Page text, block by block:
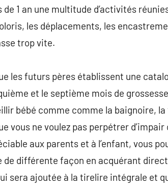
1 an une multitude d’activités
les déplacements, les
trop vite.
les futurs pères établissent une
et le septième mois de
bébé comme comme la baignoire,
vous ne voulez pas perpétrer
aux parents et à l’enfant, vous
différente façon en acquérant
sera ajoutée à la tirelire intégrale et